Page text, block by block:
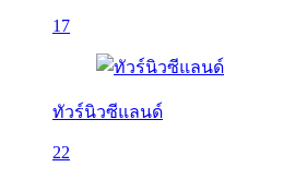
17
ทัวร์นิวซีแลนด์
22